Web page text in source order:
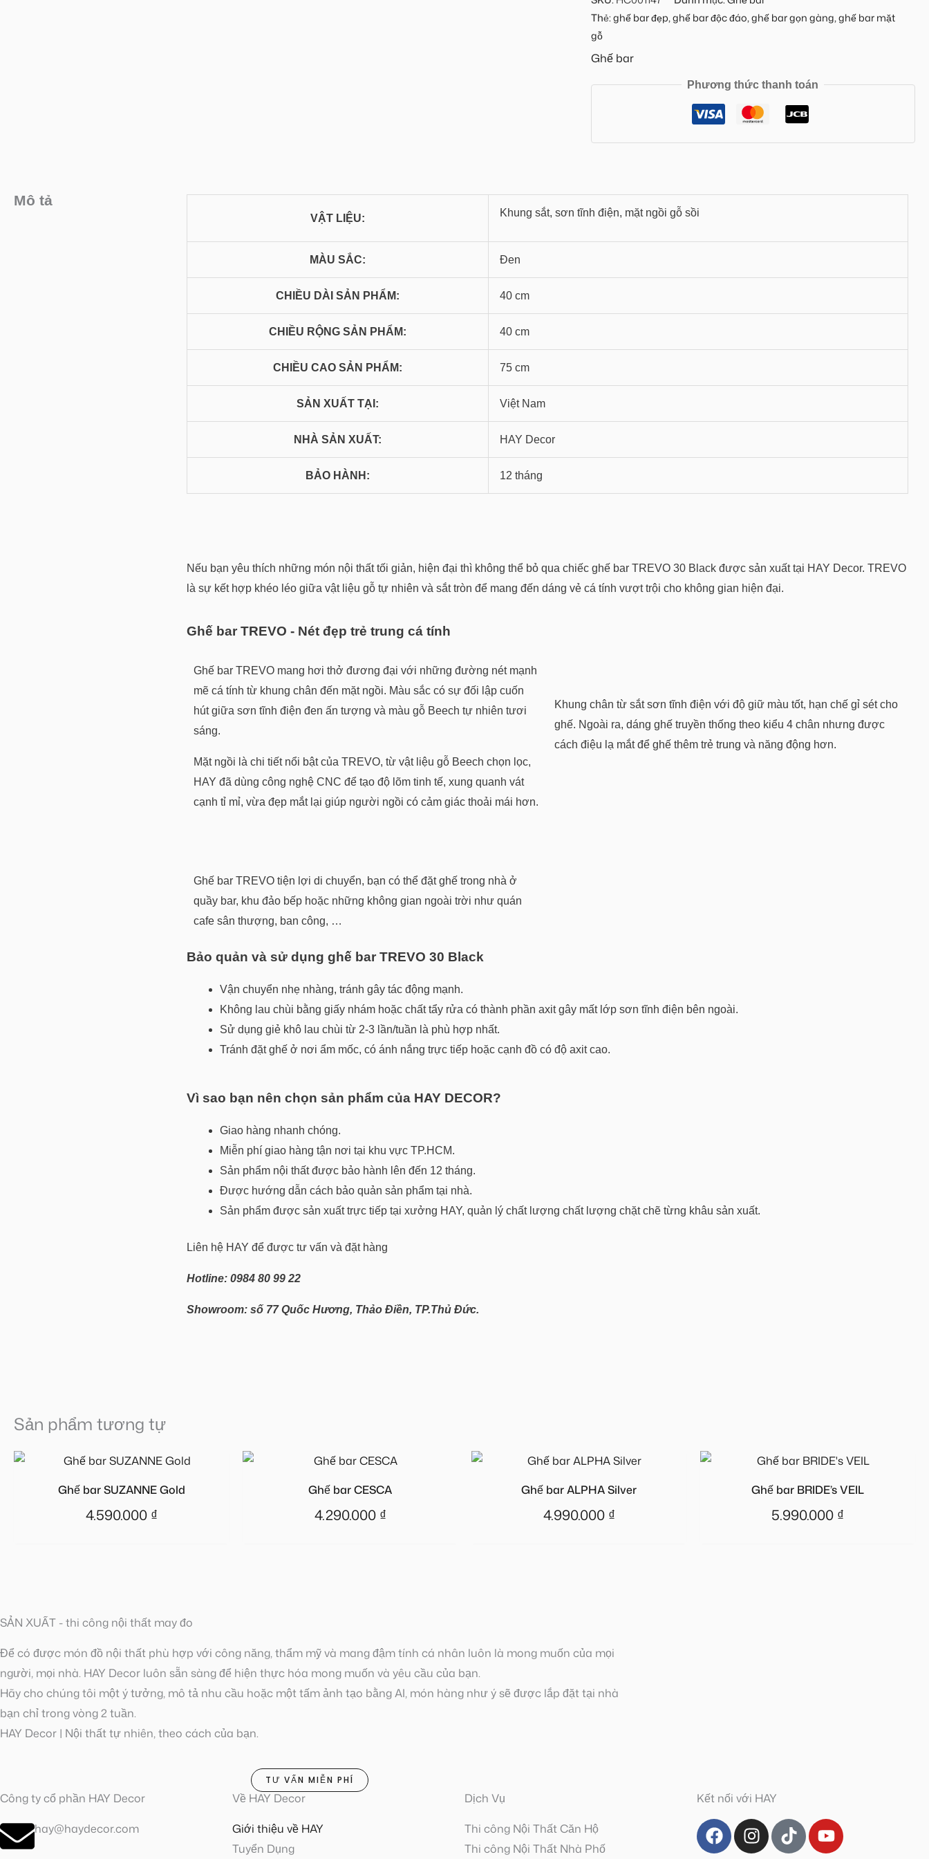
Thẻ:ghế bar đẹp,ghế bar độc đáo,ghế bar gọn gàng,ghế bar mặt
gỗ
Ghế bar
Phương thức thanh toán
Mô tả
VẬT LIỆU: Khung sắt, sơn tĩnh điện, mặt ngồi gỗ sồi
MÀU SẮC: Đen
CHIỀU DÀI SẢN PHẨM: 40 cm
CHIỀU RỘNG SẢN PHẨM: 40 cm
CHIỀU CAO SẢN PHẨM: 75 cm
SẢN XUẤT TẠI: Việt Nam
NHÀ SẢN XUẤT: HAY Decor
BẢO HÀNH: 12 tháng
Nếu bạn yêu thích những món nội thất tối giản, hiện đại thì không thể bỏ qua chiếc ghế bar TREVO 30 Black được sản xuất tại HAY Decor. TREVO
là sự kết hợp khéo léo giữa vật liệu gỗ tự nhiên và sắt tròn để mang đến dáng vẻ cá tính vượt trội cho không gian hiện đại.
Ghế bar TREVO - Nét đẹp trẻ trung cá tính
Ghế bar TREVO mang hơi thở đương đại với những đường nét mạnh
mẽ cá tính từ khung chân đến mặt ngồi. Màu sắc có sự đối lập cuốn
hút giữa sơn tĩnh điện đen ấn tượng và màu gỗ Beech tự nhiên tươi
sáng.
Mặt ngồi là chi tiết nổi bật của TREVO, từ vật liệu gỗ Beech chọn lọc,
HAY đã dùng công nghệ CNC để tạo độ lõm tinh tế, xung quanh vát
cạnh tỉ mỉ, vừa đẹp mắt lại giúp người ngồi có cảm giác thoải mái hơn.
Ghế bar TREVO tiện lợi di chuyển, bạn có thể đặt ghế trong nhà ở
quầy bar, khu đảo bếp hoặc những không gian ngoài trời như quán
cafe sân thượng, ban công, …
Khung chân từ sắt sơn tĩnh điện với độ giữ màu tốt, hạn chế gỉ sét cho
ghế. Ngoài ra, dáng ghế truyền thống theo kiểu 4 chân nhưng được
cách điệu lạ mắt để ghế thêm trẻ trung và năng động hơn.
Bảo quản và sử dụng ghế bar TREVO 30 Black
Vận chuyển nhẹ nhàng, tránh gây tác động mạnh.
Không lau chùi bằng giấy nhám hoặc chất tẩy rửa có thành phần axit gây mất lớp sơn tĩnh điện bên ngoài.
Sử dụng giẻ khô lau chùi từ 2-3 lần/tuần là phù hợp nhất.
Tránh đặt ghế ở nơi ẩm mốc, có ánh nắng trực tiếp hoặc cạnh đồ có độ axit cao.
Vì sao bạn nên chọn sản phẩm của HAY DECOR?
Giao hàng nhanh chóng.
Miễn phí giao hàng tận nơi tại khu vực TP.HCM.
Sản phẩm nội thất được bảo hành lên đến 12 tháng.
Được hướng dẫn cách bảo quản sản phẩm tại nhà.
Sản phẩm được sản xuất trực tiếp tại xưởng HAY, quản lý chất lượng chất lượng chặt chẽ từng khâu sản xuất.
Liên hệ HAY để được tư vấn và đặt hàng
Hotline: 0984 80 99 22
Showroom: số 77 Quốc Hương, Thảo Điền, TP.Thủ Đức.
Sản phẩm tương tự
Ghế bar SUZANNE Gold
4.590.000 ₫
Ghế bar CESCA
4.290.000 ₫
Ghế bar ALPHA Silver
4.990.000 ₫
Ghế bar BRIDE’s VEIL
5.990.000 ₫
SẢN XUẤT - thi công nội thất may đo
Để có được món đồ nội thất phù hợp với công năng, thẩm mỹ và mang đậm tính cá nhân luôn là mong muốn của mọi
người, mọi nhà. HAY Decor luôn sẵn sàng để hiện thực hóa mong muốn và yêu cầu của bạn.
Hãy cho chúng tôi một ý tưởng, mô tả nhu cầu hoặc một tấm ảnh tạo bằng AI, món hàng như ý sẽ được lắp đặt tại nhà
bạn chỉ trong vòng 2 tuần.
HAY Decor | Nội thất tự nhiên, theo cách của bạn.
TƯ VẤN MIỄN PHÍ
Công ty cổ phần HAY Decor
hay@haydecor.com
Về HAY Decor
Giới thiệu về HAY
Tuyển Dụng
Dịch Vụ
Thi công Nội Thất Căn Hộ
Thi công Nội Thất Nhà Phố
Kết nối với HAY
F
a
I
n
T
i
Y
o